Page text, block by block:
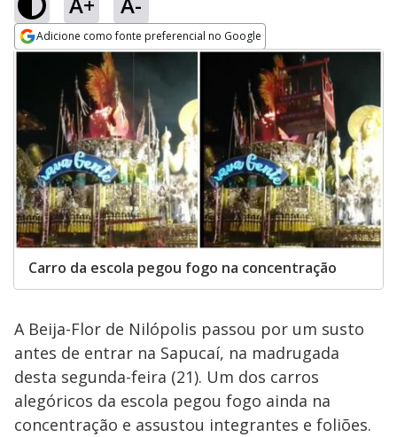
Adicione como fonte preferencial no Google
Opens in new window
Carro da escola pegou fogo na concentração
A Beija-Flor de Nilópolis passou por um susto
antes de entrar na Sapucaí, na madrugada
desta segunda-feira (21). Um dos carros
alegóricos da escola pegou fogo ainda na
concentração e assustou integrantes e foliões.